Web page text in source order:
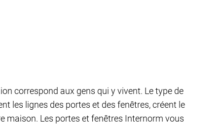
correspond aux gens qui y vivent. Le type de
les lignes des portes et des fenêtres, créent le
maison. Les portes et fenêtres Internorm vous